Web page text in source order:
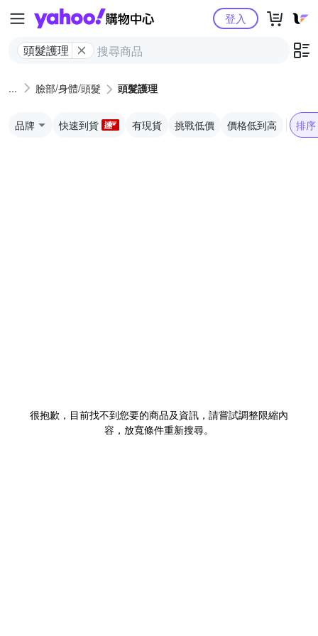
Yahoo購物中心
頭髮護理
登入
臉部/身體/頭髮 頭髮護理
品牌 快速到貨 有現貨 挑戰低價 價格低到高 排序
很抱歉，目前找不到您要的商品及資訊，請嘗試調整限縮內
容，放寬條件重新搜尋。